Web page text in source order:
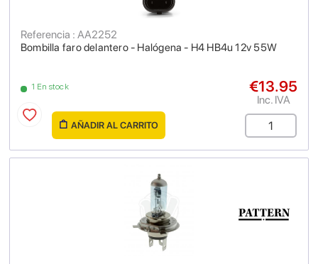
Bombilla faro delantero - Halógena - H4 HB4u 12v 55W
Referencia : AA2252
1 En stock €13.95
Inc. IVA
AÑADIR AL CARRITO